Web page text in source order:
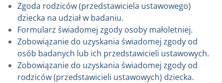
Zgoda rodziców (przedstawiciela ustawowego)
dziecka na udział w badaniu.
Formularz świadomej zgody osoby małoletniej.
Zobowiązanie do uzyskania świadomej zgody od
osób badanych lub ich przedstawicieli ustawowych.
Zobowiązanie do uzyskania świadomej zgody od
rodziców (przedstawicieli ustawowych) dziecka.